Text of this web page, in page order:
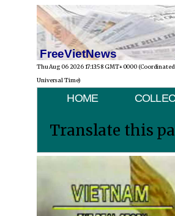
FreeVietNews
Thu Aug 06 2026 17:13:58 GMT+0000 (Coordinated
Universal Time)
HOME
Translate this